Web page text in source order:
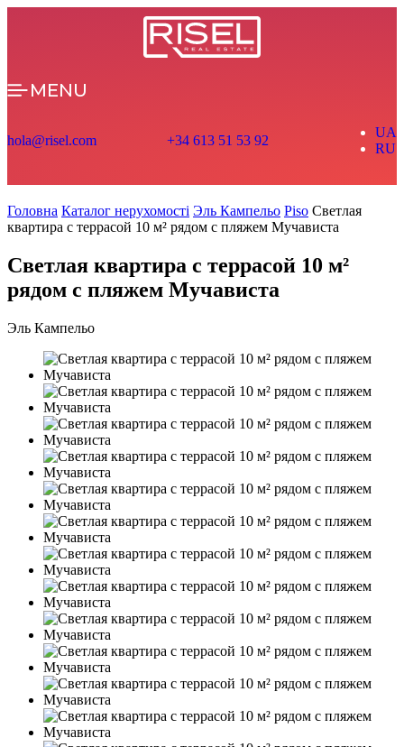
MENU
hola@risel.com +34 613 51 53 92
UA
RU
Головна Каталог нерухомості Эль Кампельо Piso Светлая
квартира с террасой 10 м² рядом с пляжем Мучависта
Светлая квартира с террасой 10 м²
рядом с пляжем Мучависта
Эль Кампельо